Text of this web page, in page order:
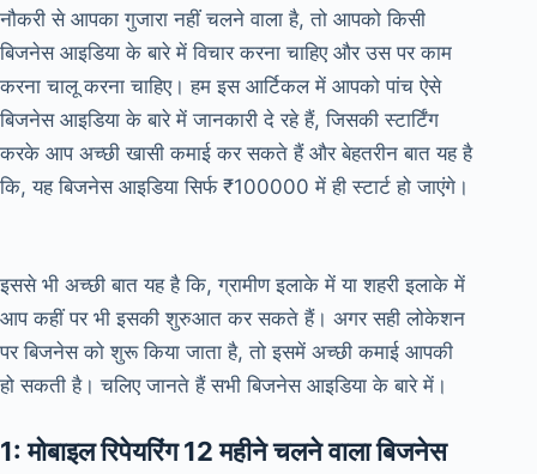
नौकरी से आपका गुजारा नहीं चलने वाला है, तो आपको किसी
बिजनेस आइडिया के बारे में विचार करना चाहिए और उस पर काम
करना चालू करना चाहिए। हम इस आर्टिकल में आपको पांच ऐसे
बिजनेस आइडिया के बारे में जानकारी दे रहे हैं, जिसकी स्टार्टिंग
करके आप अच्छी खासी कमाई कर सकते हैं और बेहतरीन बात यह है
कि, यह बिजनेस आइडिया सिर्फ ₹100000 में ही स्टार्ट हो जाएंगे।
इससे भी अच्छी बात यह है कि, ग्रामीण इलाके में या शहरी इलाके में
आप कहीं पर भी इसकी शुरुआत कर सकते हैं। अगर सही लोकेशन
पर बिजनेस को शुरू किया जाता है, तो इसमें अच्छी कमाई आपकी
हो सकती है। चलिए जानते हैं सभी बिजनेस आइडिया के बारे में।
1: मोबाइल रिपेयरिंग 12 महीने चलने वाला बिजनेस